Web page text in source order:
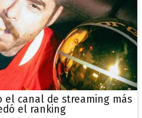
el canal de streaming más
el ranking